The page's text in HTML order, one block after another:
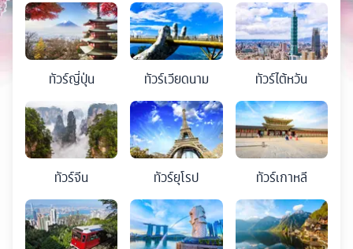
ทัวร์ญี่ปุ่น ทัวร์เวียดนาม ทัวร์ไต้หวัน
ทัวร์จีน ทัวร์ยุโรป ทัวร์เกาหลี